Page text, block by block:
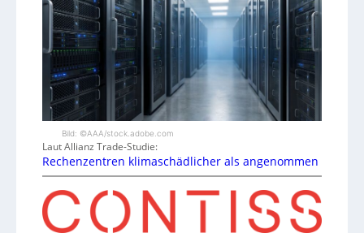
Bild: ©AAA/stock.adobe.com
Laut Allianz Trade-Studie:
Rechenzentren klimaschädlicher als angenommen